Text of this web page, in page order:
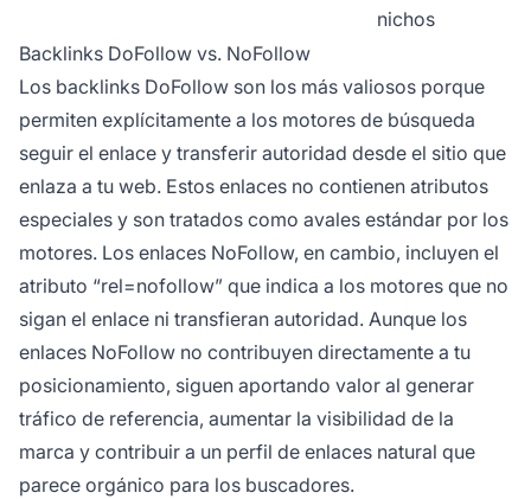
nichos
Backlinks DoFollow vs. NoFollow
Los backlinks DoFollow son los más valiosos porque
permiten explícitamente a los motores de búsqueda
seguir el enlace y transferir autoridad desde el sitio que
enlaza a tu web. Estos enlaces no contienen atributos
especiales y son tratados como avales estándar por los
motores. Los enlaces NoFollow, en cambio, incluyen el
atributo “rel=nofollow” que indica a los motores que no
sigan el enlace ni transfieran autoridad. Aunque los
enlaces NoFollow no contribuyen directamente a tu
posicionamiento, siguen aportando valor al generar
tráfico de referencia, aumentar la visibilidad de la
marca y contribuir a un perfil de enlaces natural que
parece orgánico para los buscadores.